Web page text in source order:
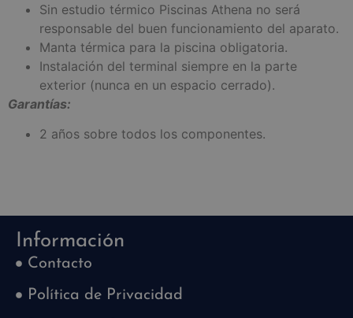
Sin estudio térmico Piscinas Athena no será
responsable del buen funcionamiento del aparato.
Manta térmica para la piscina obligatoria.
Instalación del terminal siempre en la parte
exterior (nunca en un espacio cerrado).
Garantías:
2 años sobre todos los componentes.
Información
Contacto
Política de Privacidad